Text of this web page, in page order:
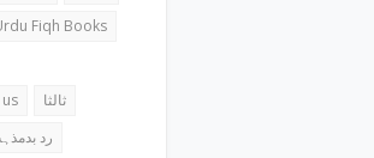
Fiqh Books
us
ثالثا
رد